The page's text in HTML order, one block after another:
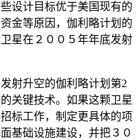
设计目标优于美国现有的
金等原因，伽利略计划的
星在２００５年年底发射
射升空的伽利略计划第2
关键技术。如果这颗卫星
标工作，制定更具体的项
基础设施建设，并把３０